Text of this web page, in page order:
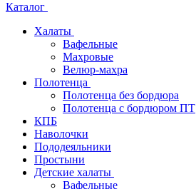
Каталог
Халаты
Вафельные
Махровые
Велюр-махра
Полотенца
Полотенца без бордюра
Полотенца с бордюром ПТ
КПБ
Наволочки
Пододеяльники
Простыни
Детские халаты
Вафельные